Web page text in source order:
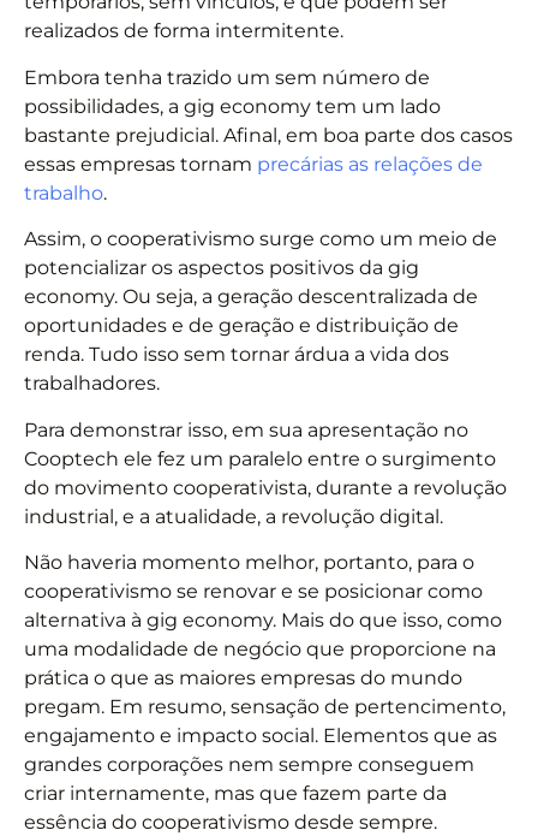
realizados de forma intermitente.
Embora tenha trazido um sem número de
possibilidades, a gig economy tem um lado
bastante prejudicial. Afinal, em boa parte dos casos
essas empresas tornam precárias as relações de
trabalho.
Assim, o cooperativismo surge como um meio de
potencializar os aspectos positivos da gig
economy. Ou seja, a geração descentralizada de
oportunidades e de geração e distribuição de
renda. Tudo isso sem tornar árdua a vida dos
trabalhadores.
Para demonstrar isso, em sua apresentação no
Cooptech ele fez um paralelo entre o surgimento
do movimento cooperativista, durante a revolução
industrial, e a atualidade, a revolução digital.
Não haveria momento melhor, portanto, para o
cooperativismo se renovar e se posicionar como
alternativa à gig economy. Mais do que isso, como
uma modalidade de negócio que proporcione na
prática o que as maiores empresas do mundo
pregam. Em resumo, sensação de pertencimento,
engajamento e impacto social. Elementos que as
grandes corporações nem sempre conseguem
criar internamente, mas que fazem parte da
essência do cooperativismo desde sempre.